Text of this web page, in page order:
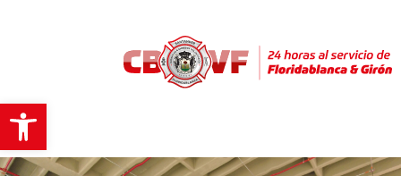
Abrir barra de herramientas